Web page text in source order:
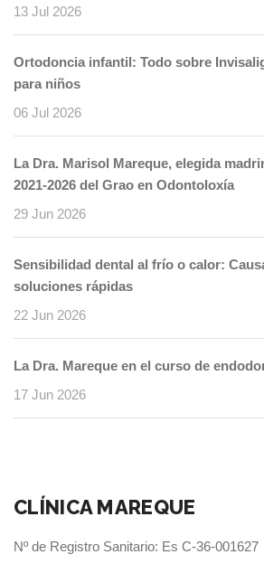
13 Jul 2026
Ortodoncia infantil: Todo sobre
para niños
06 Jul 2026
La Dra. Marisol Mareque, elegida
2021-2026 del Grao en Odontoloxía
29 Jun 2026
Sensibilidad dental al frío o calor:
soluciones rápidas
22 Jun 2026
La Dra. Mareque en el curso de
17 Jun 2026
CLÍNICA MAREQUE
Nº de Registro Sanitario: Es C-36-001627